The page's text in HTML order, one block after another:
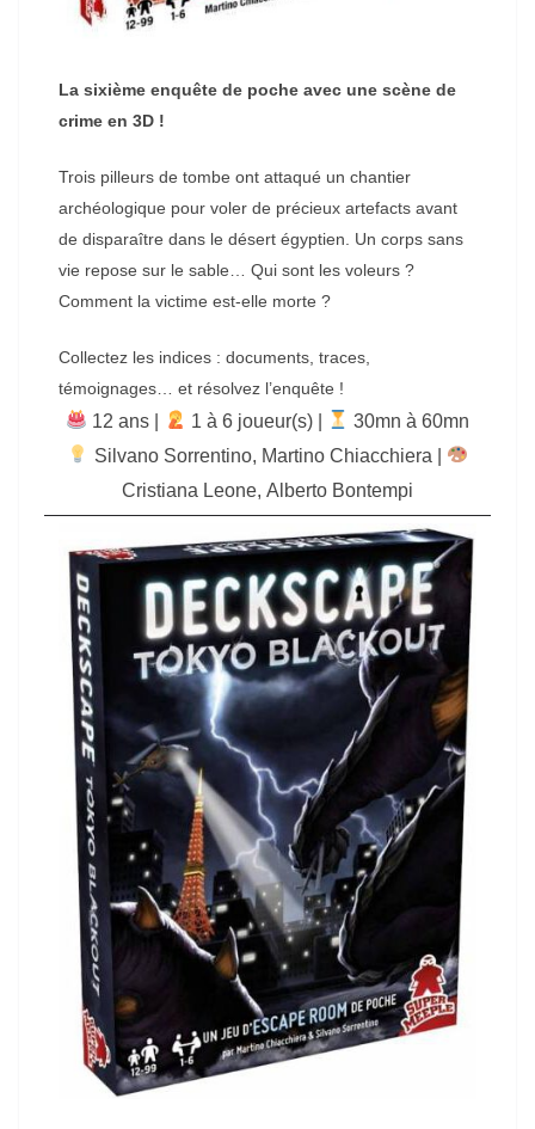
La sixième enquête de poche avec une scène de
crime en 3D !
Trois pilleurs de tombe ont attaqué un chantier
archéologique pour voler de précieux artefacts avant
de disparaître dans le désert égyptien. Un corps sans
vie repose sur le sable… Qui sont les voleurs ?
Comment la victime est-elle morte ?
Collectez les indices : documents, traces,
témoignages… et résolvez l’enquête !
12 ans | ‍ 1 à 6 joueur(s) |
30mn à 60mn
Silvano Sorrentino, Martino Chiacchiera
Cristiana Leone, Alberto Bontempi